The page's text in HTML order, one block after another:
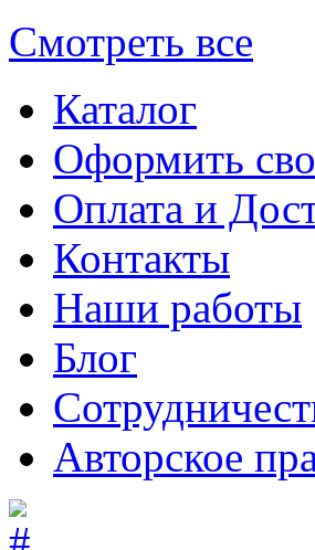
Смотреть все
Каталог
Оформить
Оплата и
Контакты
Наши работы
Блог
Авторское